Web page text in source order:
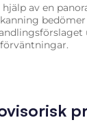
hjälp av en